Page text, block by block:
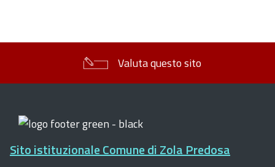
Valuta questo sito
Sito istituzionale Comune di Zola Predosa